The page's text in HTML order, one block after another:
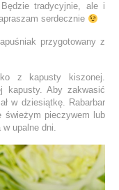
tradycyjnie, ale i
serdecznie
przygotowany z
z kapusty kiszonej.
kapusty. Aby zakwasić
w dziesiątkę. Rabarbar
świeżym pieczywem lub
upalne dni.